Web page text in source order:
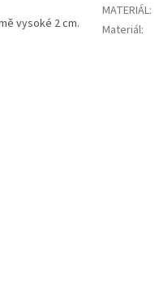
vysoké 2 cm.
MATERIÁL:
Materiál: